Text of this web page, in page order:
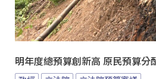
明年度總預算創新高 原民預算分